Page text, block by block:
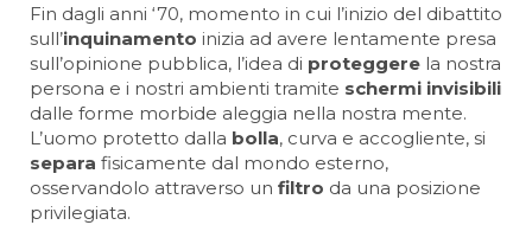
Fin dagli anni ‘70, momento in cui l’inizio del dibattito
sull’inquinamento inizia ad avere lentamente presa
sull’opinione pubblica, l’idea di proteggere la nostra
persona e i nostri ambienti tramite schermi invisibili
dalle forme morbide aleggia nella nostra mente.
L’uomo protetto dalla bolla, curva e accogliente, si
separa fisicamente dal mondo esterno,
osservandolo attraverso un filtro da una posizione
privilegiata.